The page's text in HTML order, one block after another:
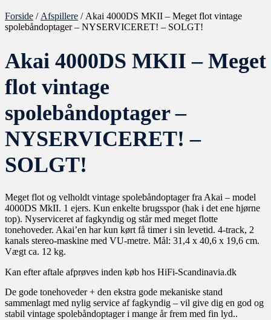
Forside / Afspillere / Akai 4000DS MKII – Meget flot vintage
spolebåndoptager – NYSERVICERET! – SOLGT!
Akai 4000DS MKII – Meget
flot vintage
spolebåndoptager –
NYSERVICERET! –
SOLGT!
Meget flot og velholdt vintage spolebåndoptager fra Akai – model
4000DS MkII. 1 ejers. Kun enkelte brugsspor (hak i det ene hjørne
top). Nyserviceret af fagkyndig og står med meget flotte
tonehoveder. Akai’en har kun kørt få timer i sin levetid. 4-track, 2
kanals stereo-maskine med VU-metre. Mål: 31,4 x 40,6 x 19,6 cm.
Vægt ca. 12 kg.
Kan efter aftale afprøves inden køb hos HiFi-Scandinavia.dk
De gode tonehoveder + den ekstra gode mekaniske stand
sammenlagt med nylig service af fagkyndig – vil give dig en god og
stabil vintage spolebåndoptager i mange år frem med fin lyd..